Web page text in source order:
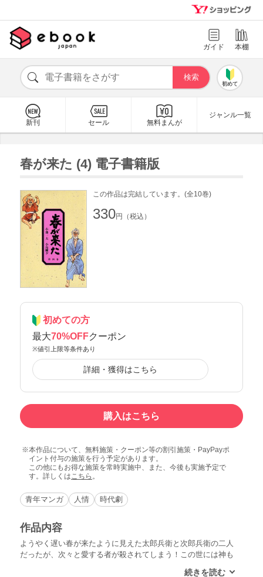
ガイド 本棚
初めて
新刊 セール 無料まんが
ジャンル一覧
春が来た (4) 電子書籍版
この作品は完結しています。(全10巻)
330円（税込）
初めての方
最大70%OFFクーポン
※値引上限等条件あり
詳細・獲得はこちら
購入はこちら
本作品について、無料施策・クーポン等の割引施策・PayPayポ
イント付与の施策を行う予定があります。
この他にもお得な施策を常時実施中、また、今後も実施予定で
す。詳しくはこちら 。
青年マンガ 人情 時代劇
作品内容
ようやく遅い春が来たように見えた太郎兵衛と次郎兵衛の二人
だったが、次々と愛する者が殺されてしまう！この世には神も